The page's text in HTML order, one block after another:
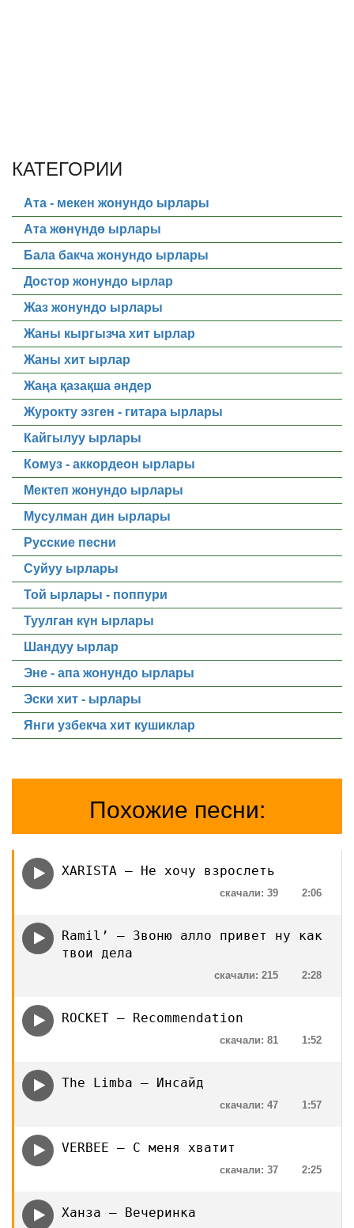
КАТЕГОРИИ
Ата - мекен жонундо ырлары
Ата жөнүндө ырлары
Бала бакча жонундо ырлары
Достор жонундо ырлар
Жаз жонундо ырлары
Жаны кыргызча хит ырлар
Жаны хит ырлар
Жаңа қазақша әндер
Журокту эзген - гитара ырлары
Кайгылуу ырлары
Комуз - аккордеон ырлары
Мектеп жонундо ырлары
Мусулман дин ырлары
Русские песни
Суйуу ырлары
Той ырлары - поппури
Туулган күн ырлары
Шандуу ырлар
Эне - апа жонундо ырлары
Эски хит - ырлары
Янги узбекча хит кушиклар
Похожие песни:
XARISTA — Не хочу взрослеть
2:06
скачали: 39
Ramil’ — Звоню алло привет ну как
твои дела
2:28
скачали: 215
ROCKET — Recommendation
1:52
скачали: 81
The Limba — Инсайд
1:57
скачали: 47
VERBEE — С меня хватит
2:25
скачали: 37
Ханза — Вечеринка